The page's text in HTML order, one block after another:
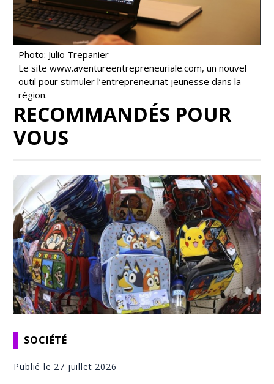
Photo: Julio Trepanier
Le site www.aventureentrepreneuriale.com, un nouvel
outil pour stimuler l’entrepreneuriat jeunesse dans la
région.
RECOMMANDÉS POUR
VOUS
SOCIÉTÉ
Publié le 27 juillet 2026